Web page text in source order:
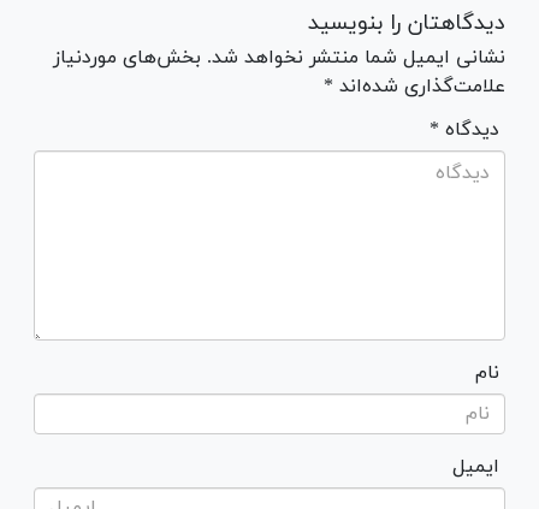
دیدگاهتان را بنویسید
نشانی ایمیل شما منتشر نخواهد شد. بخش‌های موردنیاز
علامت‌گذاری شده‌اند *
* دیدگاه
نام
ایمیل